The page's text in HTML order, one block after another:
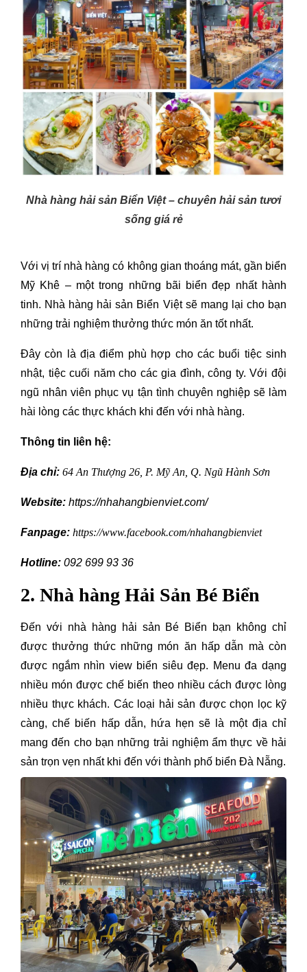
Nhà hàng hải sản Biển Việt – chuyên hải sản tươi
sống giá rẻ
Với vị trí nhà hàng có không gian thoáng mát, gần biển
Mỹ Khê – một trong những bãi biển đẹp nhất hành
tinh. Nhà hàng hải sản Biển Việt sẽ mang lại cho bạn
những trải nghiệm thưởng thức món ăn tốt nhất.
Đây còn là địa điểm phù hợp cho các buổi tiệc sinh
nhật, tiệc cuối năm cho các gia đình, công ty. Với đội
ngũ nhân viên phục vụ tận tình chuyên nghiệp sẽ làm
hài lòng các thực khách khi đến với nhà hàng.
Thông tin liên hệ:
Địa chỉ: 64 An Thượng 26, P. Mỹ An, Q. Ngũ Hành Sơn
Website: https://nhahangbienviet.com/
Fanpage: https://www.facebook.com/nhahangbienviet
Hotline: 092 699 93 36
2. Nhà hàng Hải Sản Bé Biển
Đến với nhà hàng hải sản Bé Biển bạn không chỉ
được thưởng thức những món ăn hấp dẫn mà còn
được ngắm nhìn view biển siêu đẹp. Menu đa dạng
nhiều món được chế biến theo nhiều cách được lòng
nhiều thực khách. Các loại hải sản được chọn lọc kỹ
càng, chế biến hấp dẫn, hứa hẹn sẽ là một địa chỉ
mang đến cho bạn những trải nghiệm ẩm thực về hải
sản trọn vẹn nhất khi đến với thành phố biển Đà Nẵng.